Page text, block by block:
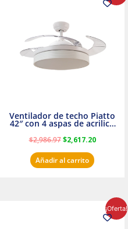
Ventilador de techo Piatto
42″ con 4 aspas de acrilico
transparente
$2,986.97
$2,986.97.
$2,617.20
actual
Añadir al carrito
¡Oferta!
precio
actual